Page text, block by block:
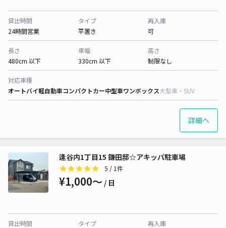
貸出時間
24時間営業
タイプ
平置き
再入庫
可
長さ
480cm 以下
車幅
330cm 以下
高さ
制限なし
対応車種
オートバイ軽自動車コンパクトカー中型車ワンボックス大型車・SUV
詳細へ
逢谷内1丁目15 鎌田邸☆アキッパ駐車場
5 / 1件
¥1,000〜 / 日
貸出時間
タイプ
再入庫